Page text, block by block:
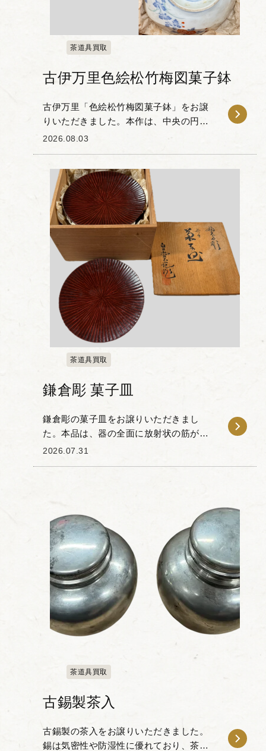
茶道具買取
古伊万里色絵松竹梅図菓子鉢
古伊万里「色絵松竹梅図菓子鉢」をお譲
りいただきました。本作は、中央の円窓
に花文を配し、その周囲に松・竹・梅の
の縁を彩る規則的...
2026.08.03
茶道具買取
鎌倉彫 菓子皿
鎌倉彫の菓子皿をお譲りいただきまし
た。本品は、器の全面に放射状の筋が刻
まれた意匠が特徴です。 木地に丁寧にノ
2026.07.31
茶道具買取
古錫製茶入
古錫製の茶入をお譲りいただきました。
錫は気密性や防湿性に優れており、茶葉